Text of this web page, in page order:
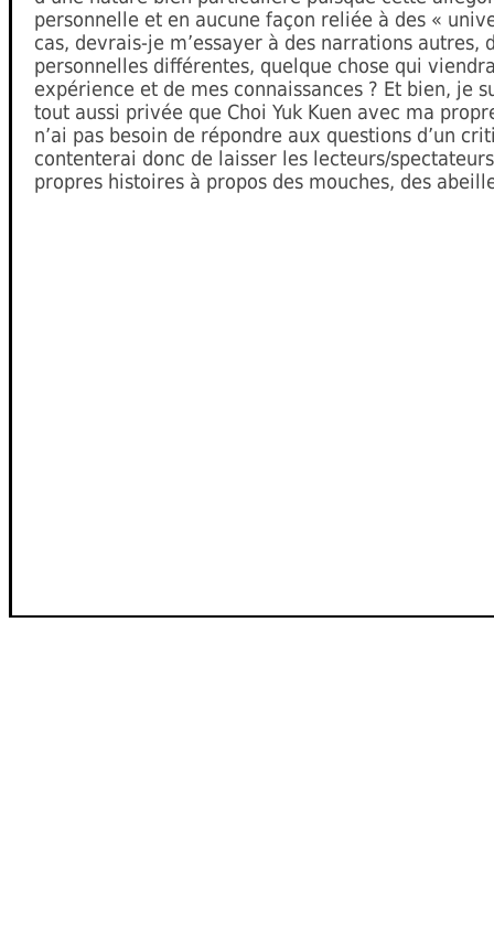
personnelle et en aucune façon reliée à des «
cas, devrais-je m’essayer à des narrations autres,
personnelles différentes, quelque chose qui
expérience et de mes connaissances ? Et bien, je
tout aussi privée que Choi Yuk Kuen avec ma
n’ai pas besoin de répondre aux questions d’un
contenterai donc de laisser les lecteurs/
propres histoires à propos des mouches, des